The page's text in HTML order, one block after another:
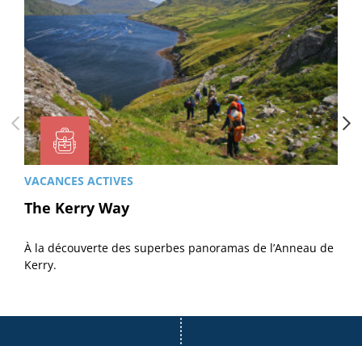
VACANCES ACTIVES
The Kerry Way
À la découverte des superbes panoramas de l’Anneau de
Kerry.